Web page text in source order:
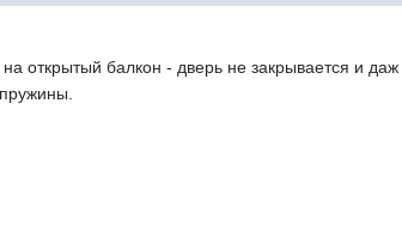
открытый балкон - дверь не закрывается и даж